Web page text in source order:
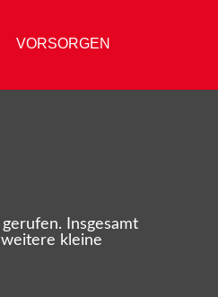
VORSORGEN
Insgesamt
kleine